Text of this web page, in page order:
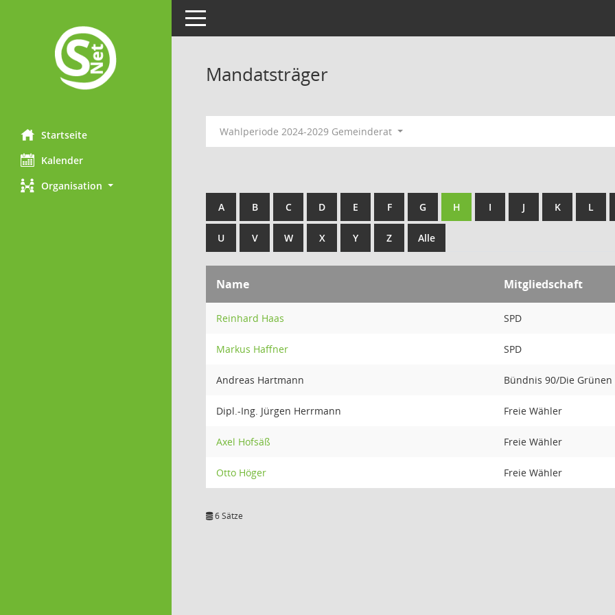
Startseite
Kalender
Organisation
Toggle navigation
Mandatsträger
Wahlperiode 2024-2029 Gemeinderat
A B C D E F G H I J K L
U V W X Y Z Alle
Name Mitgliedschaft
Reinhard Haas SPD
Markus Haffner SPD
Andreas Hartmann Bündnis 90/Die Grünen
Dipl.-Ing. Jürgen Herrmann Freie Wähler
Axel Hofsäß Freie Wähler
Otto Höger Freie Wähler
6 Sätze